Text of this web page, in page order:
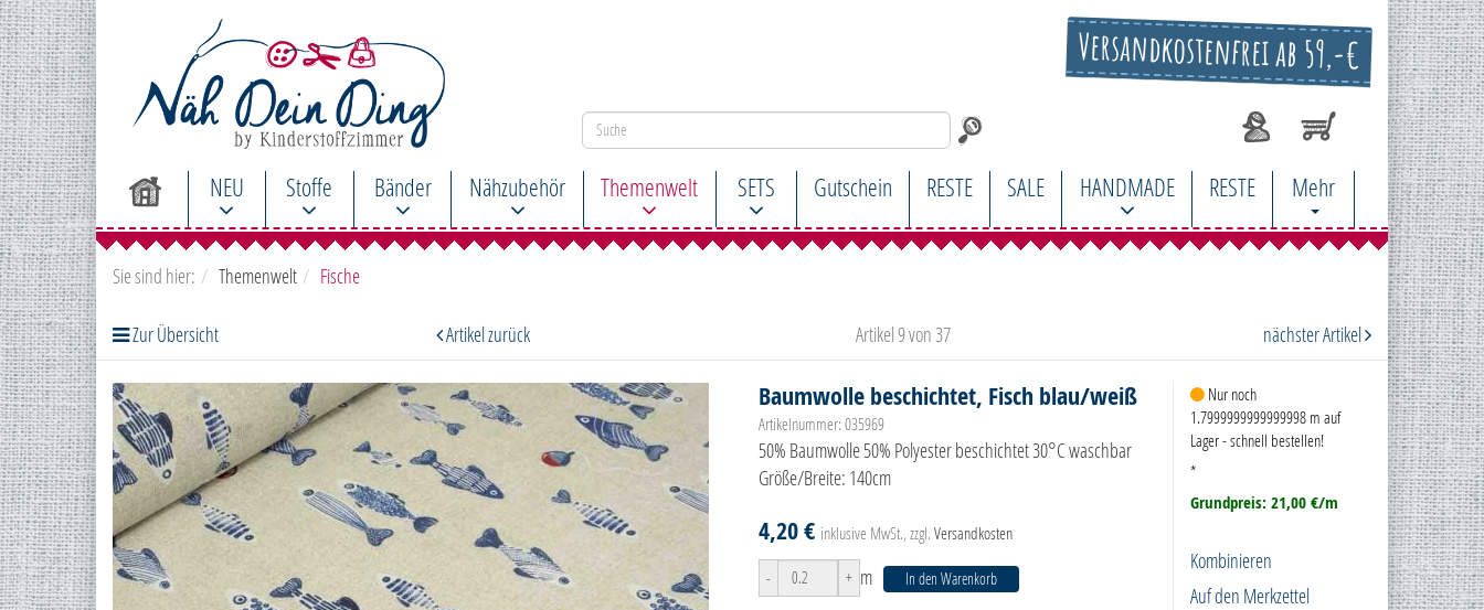
Versandkostenfrei ab 59,-€
NEU Stoffe Bänder Nähzubehör Themenwelt SETS Gutschein RESTE SALE HANDMADE RESTE Mehr
Sie sind hier: Themenwelt Fische
Zur Übersicht Artikel zurück Artikel 9 von 37 nächster Artikel
Baumwolle beschichtet, Fisch blau/weiß
Artikelnummer: 035969
50% Baumwolle 50% Polyester beschichtet 30°C waschbar
Größe/Breite: 140cm
4,20 € inklusive MwSt., zzgl. Versandkosten
- + m In den Warenkorb
Nur noch
1.7999999999999998 m auf
Lager - schnell bestellen!
*
Grundpreis: 21,00 €/m
Kombinieren
Auf den Merkzettel